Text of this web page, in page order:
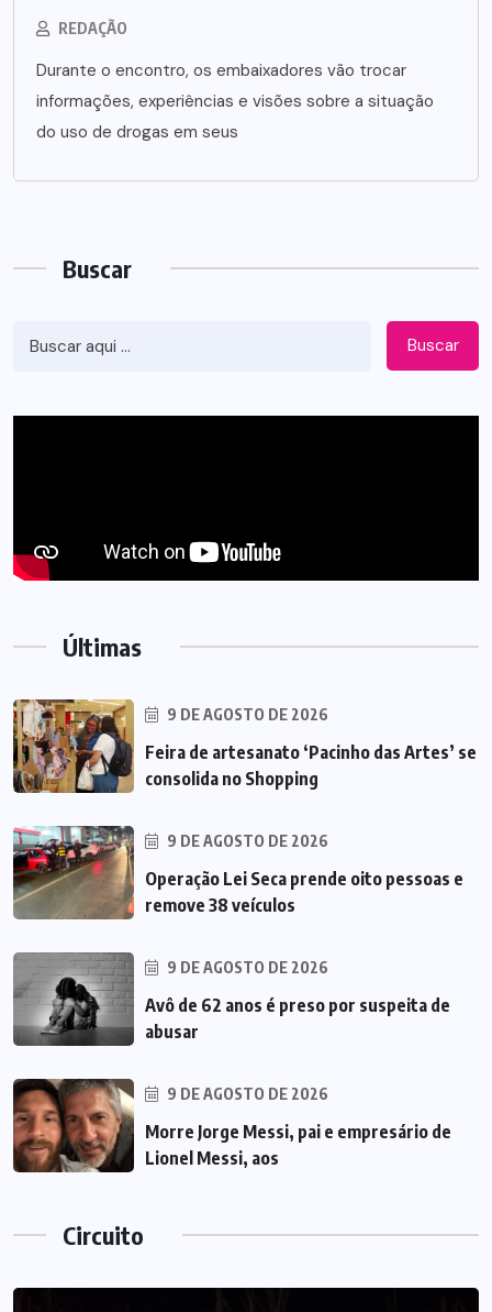
REDAÇÃO
Durante o encontro, os embaixadores vão trocar
informações, experiências e visões sobre a situação
do uso de drogas em seus
Buscar
Buscar
Últimas
9 DE AGOSTO DE 2026
Feira de artesanato ‘Pacinho das Artes’ se
consolida no Shopping
9 DE AGOSTO DE 2026
Operação Lei Seca prende oito pessoas e
remove 38 veículos
9 DE AGOSTO DE 2026
Avô de 62 anos é preso por suspeita de
abusar
9 DE AGOSTO DE 2026
Morre Jorge Messi, pai e empresário de
Lionel Messi, aos
Circuito